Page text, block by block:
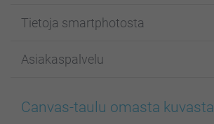
Kuvakortit
Kuvakirjat
Valokuvat, Julisteet & Taskukirjat
Tietoja smartphotosta
Affiliate ohjelma
Evästekäytäntö
Asiakaspalvelu
100% tyytyväisyystakuu
Canvas-taulu omasta kuvasta